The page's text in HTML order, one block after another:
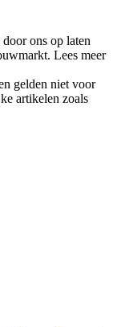
ons op laten
Lees meer
gelden niet voor
artikelen zoals